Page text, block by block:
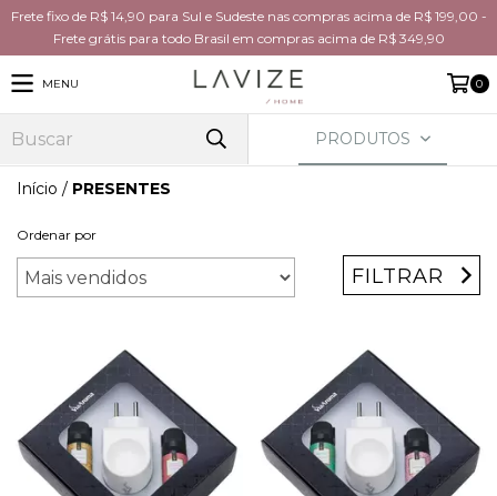
Frete fixo de R$ 14,90 para Sul e Sudeste nas compras acima de R$ 199,00 -
Frete grátis para todo Brasil em compras acima de R$ 349,90
MENU 0
PRODUTOS
Início / PRESENTES
Ordenar por
FILTRAR